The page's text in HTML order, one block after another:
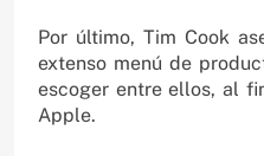
Por último, Tim Cook
extenso menú de
escoger entre ellos, al
Apple.